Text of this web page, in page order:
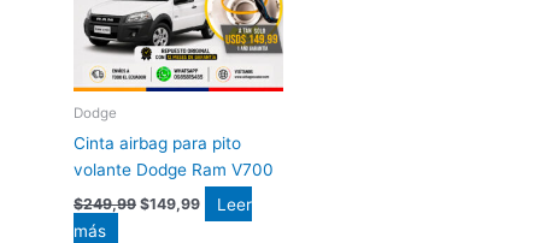
Dodge
Cinta airbag para pito
volante Dodge Ram V700
$249,99 $149,99
Leer
más